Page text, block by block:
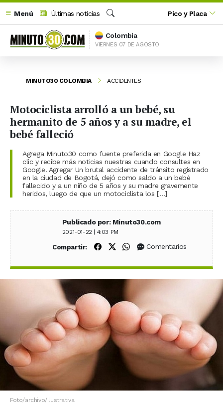
Menú
Últimas noticias
Buscar
Pico y Placa
Colombia
VIERNES 07 DE AGOSTO
MINUTO30 COLOMBIA ACCIDENTES
Motociclista arrolló a un bebé, su
hermanito de 5 años y a su madre, el
bebé falleció
Agrega Minuto30 como fuente preferida en Google Haz
clic y recibe más noticias nuestras cuando consultes en
Google. Agregar Un brutal accidente de tránsito registrado
en la ciudad de Bogotá, dejó como saldo a un bebé
fallecido y a un niño de 5 años y su madre gravemente
heridos, luego de que un motociclista los […]
Publicado por: Minuto30.com
2021-01-22 | 4:03 PM
Compartir: Compartir en Facebook
Compartir en X (Twitter)
Compartir en WhatsApp
Comentarios
Foto/archivo/ilustrativa